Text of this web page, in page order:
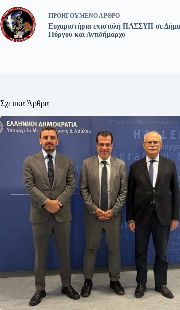
ΠΡΟΗΓΟΎΜΕΝΟΆΡΘΡΟ
Ευχαριστήρια επιστολή ΠΑΣΣΥΠ σε
Πύργου και Αντιδήμαρχο
Σχετικά Άρθρα